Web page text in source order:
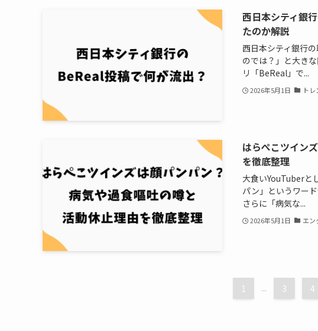
西日本シティ銀
たのか解説
西日本シティ銀行
のでは？」と大き
リ「BeReal」で...
2026年5月1日 ト
はらぺこツイン
を徹底整理
大食いYouTuberと
パン」というワー
さらに「病気な...
2026年5月1日 エン
1 ... 3 4